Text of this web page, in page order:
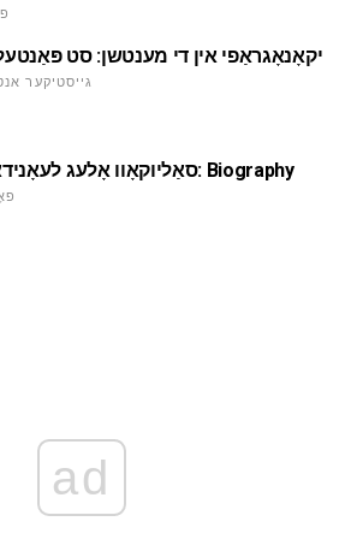
יקאָנאָגראַפי אין די מענטשן: סט
גייסטיקער
סאַליוקאָוו אָלעג לעאָנידאָוויטש: Biography
ad